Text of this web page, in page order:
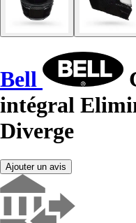
Bell
intégral
Diverge
Ajouter un avis